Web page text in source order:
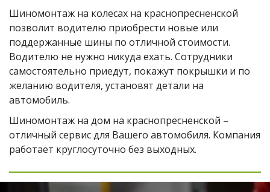
Шиномонтаж на колесах на краснопресненской
позволит водителю приобрести новые или
поддержанные шины по отличной стоимости.
Водителю не нужно никуда ехать. Сотрудники
самостоятельно приедут, покажут покрышки и по
желанию водителя, установят детали на
автомобиль.
Шиномонтаж на дом на краснопресненской –
отличный сервис для Вашего автомобиля. Компания
работает круглосуточно без выходных.